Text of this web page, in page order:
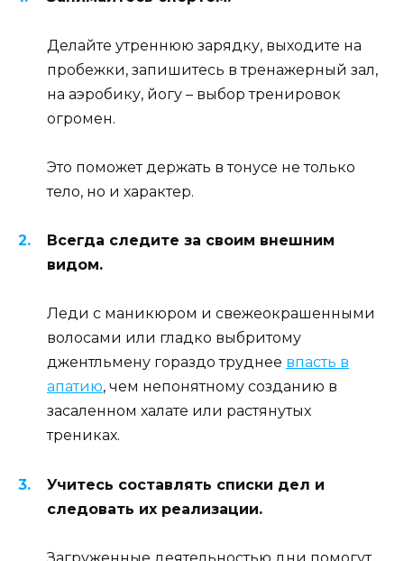
Делайте утреннюю зарядку, выходите на
пробежки, запишитесь в тренажерный зал,
на аэробику, йогу – выбор тренировок
огромен.
Это поможет держать в тонусе не только
тело, но и характер.
Всегда следите за своим внешним
видом.
Леди с маникюром и свежеокрашенными
волосами или гладко выбритому
джентльмену гораздо труднее впасть в
апатию, чем непонятному созданию в
засаленном халате или растянутых
трениках.
Учитесь составлять списки дел и
следовать их реализации.